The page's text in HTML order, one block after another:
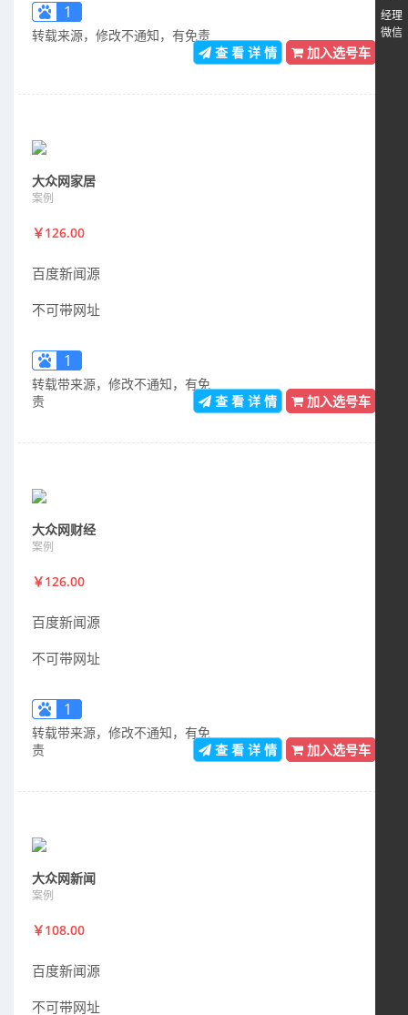
1
转载来源，修改不通知，有免责
查 看 详 情
加入选号车
大众网家居
案例
￥126.00
百度新闻源
不可带网址
1
转载带来源，修改不通知，有免
责
查 看 详 情 加入选号车
大众网财经
案例
￥126.00
百度新闻源
不可带网址
1
转载带来源，修改不通知，有免
责
查 看 详 情 加入选号车
大众网新闻
案例
￥108.00
百度新闻源
不可带网址
经理
微信